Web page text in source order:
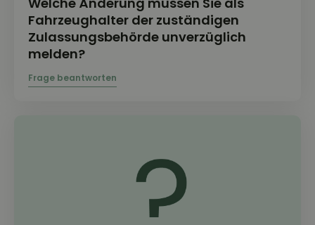
Fahrzeughalter der zuständigen
Zulassungsbehörde unverzüglich
melden?